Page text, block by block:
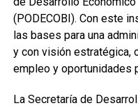
podría concluir en
contará con gimnasio de
para voleibol,
para expresiones
psicológica.
(PODECOBI). Con este
las bases para una
y con visión estratégica,
empleo y oportunidades
La Secretaría de